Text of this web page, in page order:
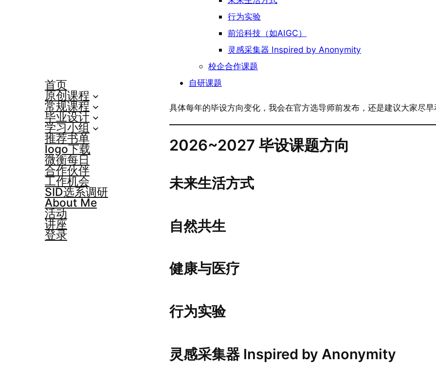
首页
原创课程
常规课程
毕业设计
学习小组
推荐书单
logo下载
微衡每日
合作伙伴
工作机会
SID选系调研
About Me
活动
讲座
登录
行为实验
前沿科技（如AIGC）
灵感采集器 Inspired by Anonymity
校企合作课题
自研课题
具体每年的毕设方向变化，我会在官方选导师前发布，还是建议大家尽
2026~2027 毕设课题方向
未来生活方式
自然共生
健康与医疗
行为实验
灵感采集器 Inspired by Anonymity